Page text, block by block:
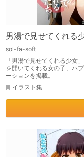
男湯で見せてくれる
sol-fa-soft
「男湯で見せてくれる少女
を開いてくれる女の子、ハ
ーションを掲載。
イラスト集